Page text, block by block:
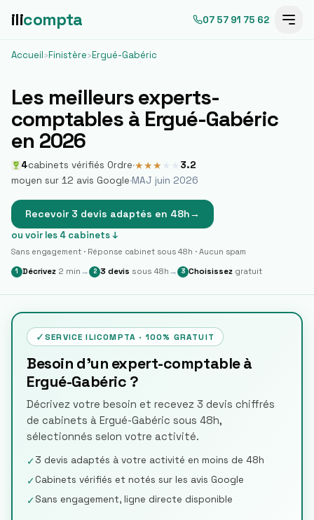
ilicompta 07 57 91 75 62
Accueil›Finistère›Ergué-Gabéric
Les meilleurs experts-
comptables à Ergué-Gabéric
en 2026
4cabinets vérifiés Ordre·★★★
3.2
moyen sur 12 avis Google·MAJ juin 2026
Recevoir 3 devis adaptés en 48h→
ou voir les 4 cabinets ↓
Sans engagement · Réponse cabinet sous 48h · Aucun spam
1 Décrivez 2 min → 2 3 devis sous 48h → 3 Choisissez gratuit
✓ SERVICE ILICOMPTA · 100% GRATUIT
Besoin d'un expert-comptable à
Ergué-Gabéric ?
Décrivez votre besoin et recevez 3 devis chiffrés
de cabinets à Ergué-Gabéric sous 48h,
sélectionnés selon votre activité.
✓3 devis adaptés à votre activité en moins de 48h
✓Cabinets vérifiés et notés sur les avis Google
✓Sans engagement, ligne directe disponible